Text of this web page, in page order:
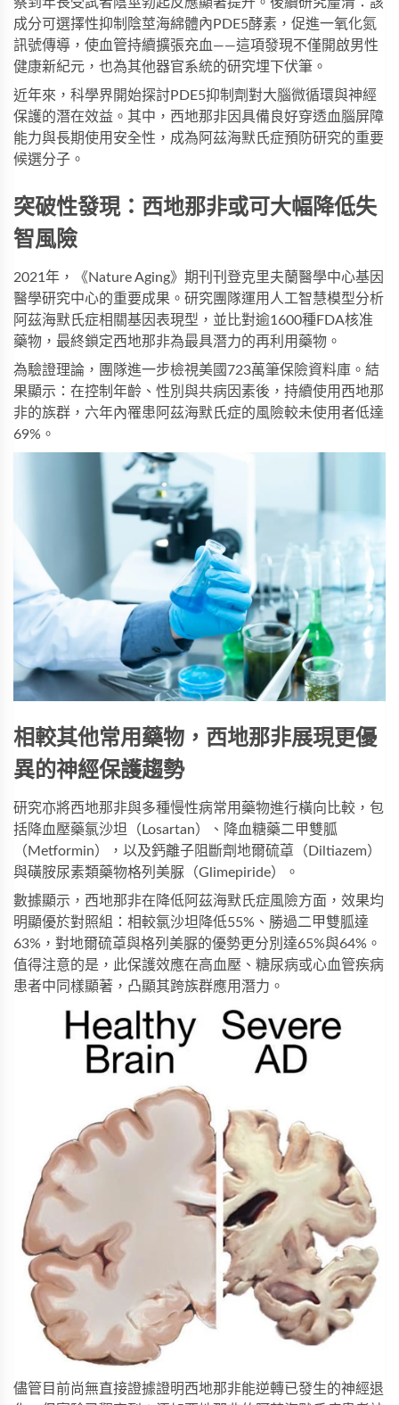
成分可選擇性抑制陰莖海綿體內PDE5酵素，促進一氧化氮
訊號傳導，使血管持續擴張充血——這項發現不僅開啟男性
健康新紀元，也為其他器官系統的研究埋下伏筆。
近年來，科學界開始探討PDE5抑制劑對大腦微循環與神經
保護的潛在效益。其中，西地那非因具備良好穿透血腦屏障
能力與長期使用安全性，成為阿茲海默氏症預防研究的重要
候選分子。
突破性發現：西地那非或可大幅降低失
智風險
2021年，《Nature Aging》期刊刊登克里夫蘭醫學中心基因
醫學研究中心的重要成果。研究團隊運用人工智慧模型分析
阿茲海默氏症相關基因表現型，並比對逾1600種FDA核准
藥物，最終鎖定西地那非為最具潛力的再利用藥物。
為驗證理論，團隊進一步檢視美國723萬筆保險資料庫。結
果顯示：在控制年齡、性別與共病因素後，持續使用西地那
非的族群，六年內罹患阿茲海默氏症的風險較未使用者低達
69%。
相較其他常用藥物，西地那非展現更優
異的神經保護趨勢
研究亦將西地那非與多種慢性病常用藥物進行橫向比較，包
括降血壓藥氯沙坦（Losartan）、降血糖藥二甲雙胍
（Metformin），以及鈣離子阻斷劑地爾硫䓬（Diltiazem）
與磺胺尿素類藥物格列美脲（Glimepiride）。
數據顯示，西地那非在降低阿茲海默氏症風險方面，效果均
明顯優於對照組：相較氯沙坦降低55%、勝過二甲雙胍達
63%，對地爾硫䓬與格列美脲的優勢更分別達65%與64%。
值得注意的是，此保護效應在高血壓、糖尿病或心血管疾病
患者中同樣顯著，凸顯其跨族群應用潛力。
儘管目前尚無直接證據證明西地那非能逆轉已發生的神經退